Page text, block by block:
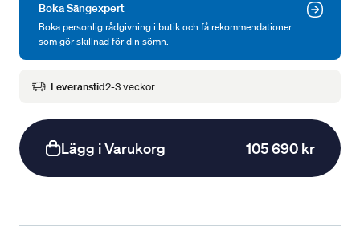
Boka Sängexpert
Boka personlig rådgivning i butik och få rekommendationer
som gör skillnad för din sömn.
Leveranstid2-3 veckor
Lägg i Varukorg 105 690 kr